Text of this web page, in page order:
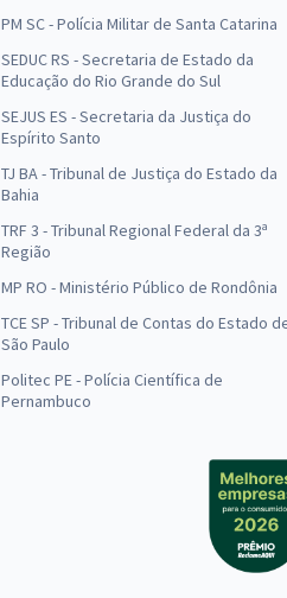
PM SC - Polícia Militar de Santa Catarina
SEDUC RS - Secretaria de Estado da
Educação do Rio Grande do Sul
SEJUS ES - Secretaria da Justiça do
Espírito Santo
TJ BA - Tribunal de Justiça do Estado da
Bahia
TRF 3 - Tribunal Regional Federal da 3ª
Região
MP RO - Ministério Público de Rondônia
TCE SP - Tribunal de Contas do Estado
São Paulo
Politec PE - Polícia Científica de
Pernambuco